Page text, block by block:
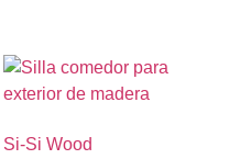
Si-Si Wood